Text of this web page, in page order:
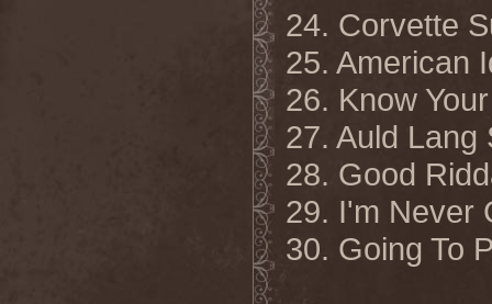
24. Corvette
25. American
26. Know
27. Auld Lang
28. Good
29. I'm Never
30. Going To